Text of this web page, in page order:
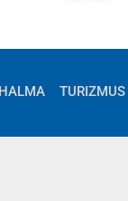
TURIZMUS